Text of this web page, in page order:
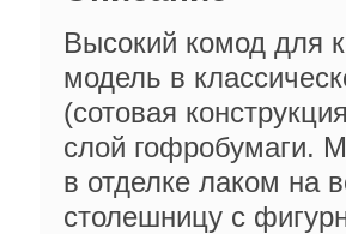
Высокий комод для
модель в
(сотовая
слой гофробумаги.
в отделке лаком на
столешницу с